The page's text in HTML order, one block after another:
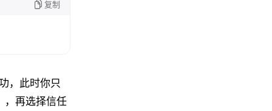
复制
，此时你只
，再选择信任